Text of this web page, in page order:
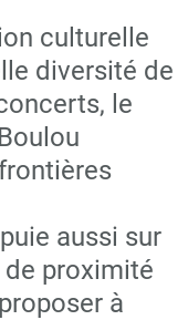
culturelle
diversité de
le
aussi sur
de proximité
à